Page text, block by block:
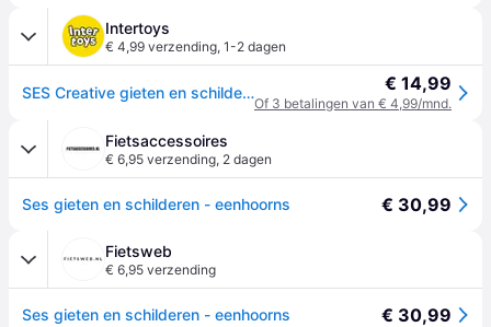
Intertoys
€ 4,99 verzending, 1-2 dagen
SES Creative gieten en schilderen eenhoorns € 14,99
Of 3 betalingen van € 4,99/mnd.
Fietsaccessoires
€ 6,95 verzending, 2 dagen
Ses gieten en schilderen - eenhoorns € 30,99
Fietsweb
€ 6,95 verzending
Ses gieten en schilderen - eenhoorns € 30,99